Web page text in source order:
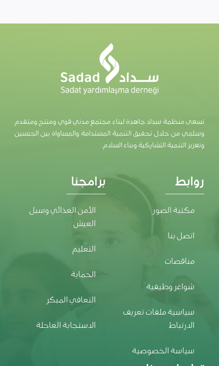
وتعزيز التنمية التشاركية وبناء السلام.
مكتبة الصور
اتصل بنا
مناقصات
شواغر وظيفية
سياسية ملفات تعريف
سياسة الخصوصية
الأمن الغذائي وسبل
التعليم
الحماية
التعافي المبكر
الاستجابة العاجلة
تواصل معنا